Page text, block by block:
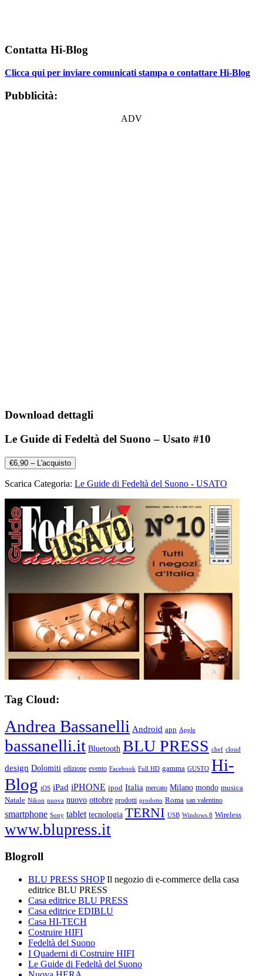
Contatta Hi-Blog
Clicca qui per inviare comunicati stampa o contattare Hi-Blog
Pubblicità:
ADV
Download dettagli
Le Guide di Fedeltà del Suono – Usato #10
€6,90 – L'acquisto
Scarica Categoria: Le Guide di Fedeltà del Suono - USATO
Tag Cloud:
Andrea Bassanelli Android app Apple
bassanelli.it Bluetooth BLU PRESS chef cloud
design Dolomiti edizione evento Facebook Full HD gamma GUSTO Hi-
Blog iOS iPad iPHONE ipod Italia mercato Milano mondo musica
Natale Nikon nuova nuovo ottobre prodotti prodotto Roma san valentino
smartphone Sony tablet tecnologia TERNI USB Windows 8 Wireless
www.blupress.it
Blogroll
BLU PRESS SHOPIl negozio di e-commerce della casa
editrice BLU PRESS
Casa editrice BLU PRESS
Casa editrice EDIBLU
Casa HI-TECH
Costruire HIFI
Fedeltà del Suono
I Quaderni di Costruire HIFI
Le Guide di Fedeltà del Suono